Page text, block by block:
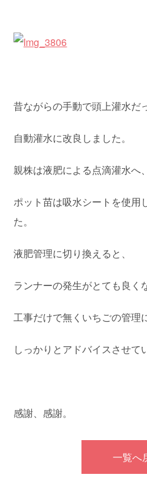
昔ながらの手動で頭上灌水だ
自動灌水に改良しました。
親株は液肥による点滴灌水へ、
ポット苗は吸水シートを使用
た。
液肥管理に切り換えると、
ランナーの発生がとても良く
工事だけで無くいちごの管理
しっかりとアドバイスさせて
感謝、感謝。
一覧へ